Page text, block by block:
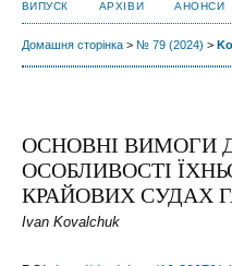
ВИПУСК
АРХІВИ АНОНСИ
Домашня сторінка> № 79 (2024) >
ОСНОВНІ ВИМОГИ
ОСОБЛИВОСТІ
КРАЙОВИХ СУДАХ
Ivan Kovalchuk